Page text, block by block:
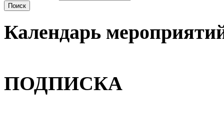
Календарь
ПОДПИСКА